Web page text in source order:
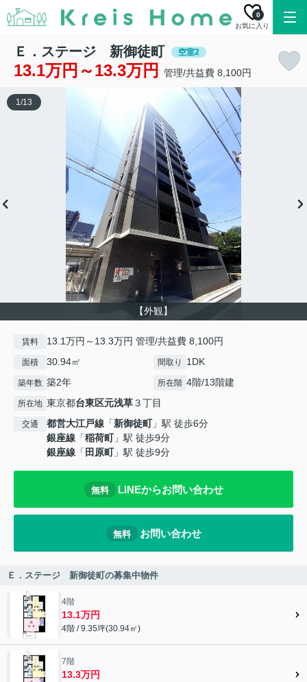
お気に入り
0
Ｅ．ステージ 新御徒町 空室2
13.1万円～13.3万円 管理/共益費 8,100円
【外観】
1/13
賃料 13.1万円～13.3万円 管理/共益費 8,100円
面積 30.94㎡ 間取り 1DK
築年数 築2年 所在階 4階/13階建
所在地 東京都台東区元浅草３丁目
交通 都営大江戸線 「新御徒町」駅 徒歩6分
銀座線 「稲荷町」駅 徒歩9分
銀座線 「 田原町」駅 徒歩9分
無料 LINEからお問い合わせ
無料 お問い合わせ
Ｅ．ステージ 新御徒町の募集中物件
4階
13.1万円
4階 / 9.35坪(30.94㎡)
7階
13.3万円